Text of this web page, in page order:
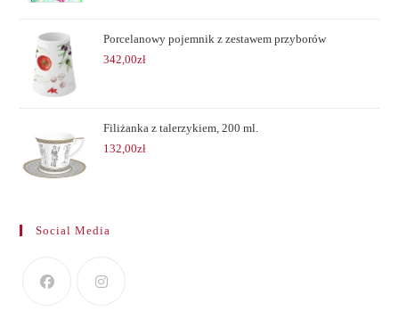
Porcelanowy pojemnik z zestawem przyborów
342,00zł
Filiżanka z talerzykiem, 200 ml.
132,00zł
Social Media